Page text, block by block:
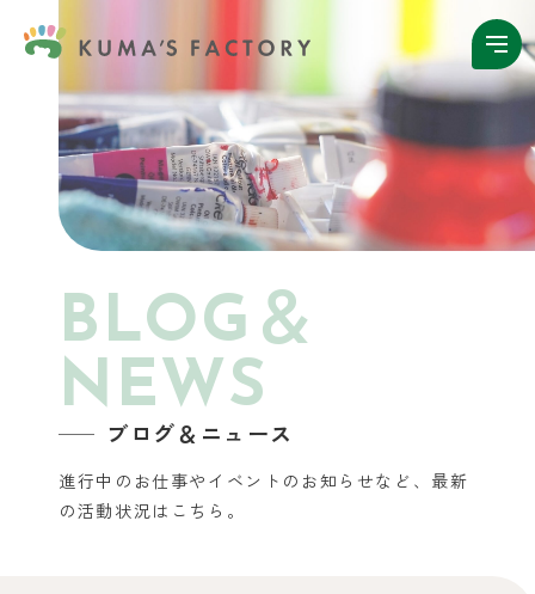
BLOG＆
NEWS
ブログ＆ニュース
進行中のお仕事やイベントのお知らせなど、 最新
の活動状況はこちら。